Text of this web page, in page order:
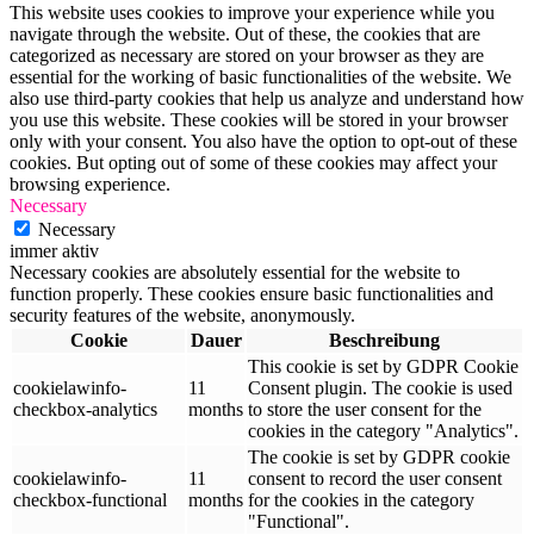
This website uses cookies to improve your experience while you
navigate through the website. Out of these, the cookies that are
categorized as necessary are stored on your browser as they are
essential for the working of basic functionalities of the website. We
also use third-party cookies that help us analyze and understand how
you use this website. These cookies will be stored in your browser
only with your consent. You also have the option to opt-out of these
cookies. But opting out of some of these cookies may affect your
browsing experience.
Necessary
Necessary
immer aktiv
Necessary cookies are absolutely essential for the website to
function properly. These cookies ensure basic functionalities and
security features of the website, anonymously.
Cookie
Dauer Beschreibung
cookielawinfo-
checkbox-analytics
11
months
This cookie is set by GDPR Cookie
Consent plugin. The cookie is used
to store the user consent for the
cookies in the category "Analytics".
cookielawinfo-
checkbox-functional
11
months
The cookie is set by GDPR cookie
consent to record the user consent
for the cookies in the category
"Functional".